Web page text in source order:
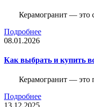
Керамогранит — это
Подробнее
08.01.2026
Как выбрать и купить
Керамогранит — это
Подробнее